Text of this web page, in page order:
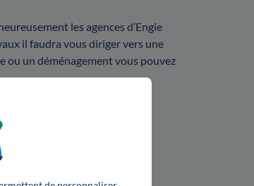
les agences d’Engie
il faudra vous diriger vers une
ou un déménagement vous pouvez
d’énergie puisque vous ne